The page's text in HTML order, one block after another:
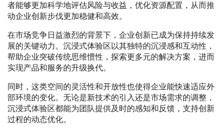
者能够更加科学地评估风险与收益，优化资源配置，从而推
动企业创新步伐更加稳健和高效。
在市场竞争日益激烈的背景下，企业创新已成为保持持续发
展的关键动力。沉浸式体验区以其独特的沉浸感和互动性，
帮助企业突破传统思维惯性，探索更多元的解决方案，进而
实现产品和服务的升级换代。
同时，这类空间的灵活性和开放性也使得企业能快速适应外
部环境的变化。无论是新技术的引入还是市场需求的调整，
沉浸式体验区都能为团队提供及时的感知和反馈，支持创新
过程的动态优化。